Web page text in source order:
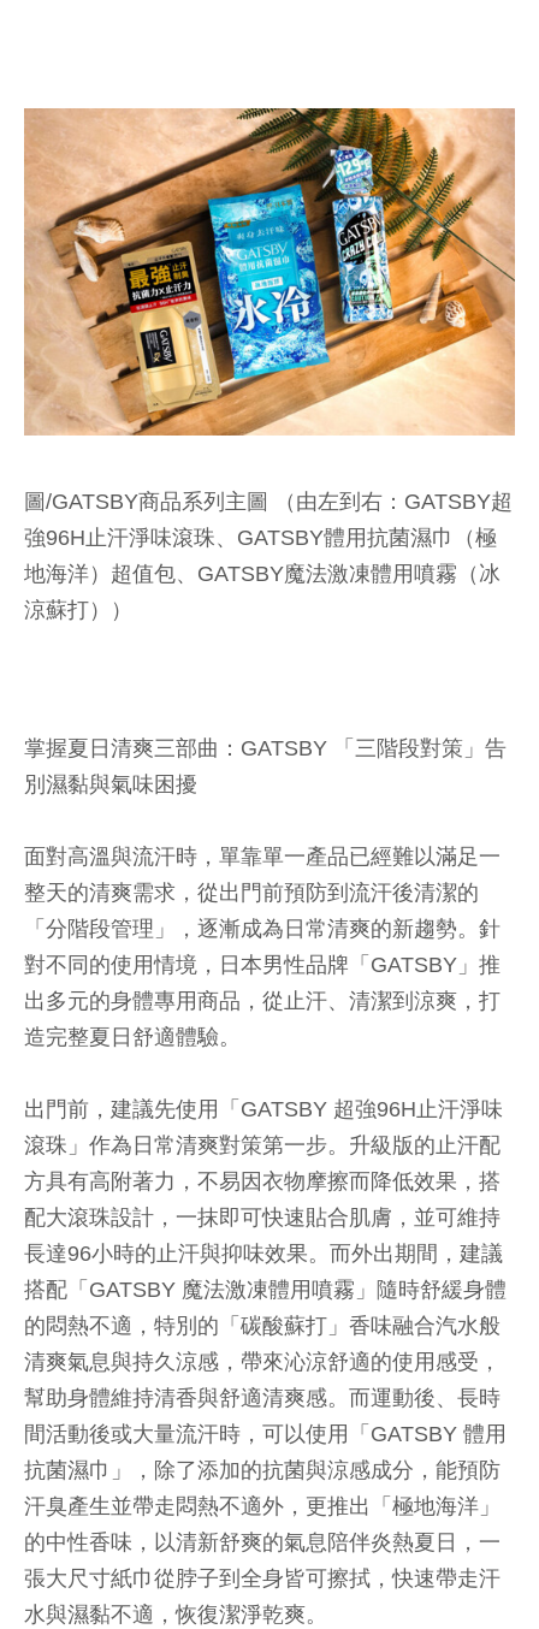
圖/GATSBY商品系列主圖 （由左到右：GATSBY超
強96H止汗淨味滾珠、GATSBY體用抗菌濕巾（極
地海洋）超值包、GATSBY魔法激凍體用噴霧（冰
涼蘇打））
掌握夏日清爽三部曲：GATSBY 「三階段對策」告
別濕黏與氣味困擾
面對高溫與流汗時，單靠單一產品已經難以滿足一
整天的清爽需求，從出門前預防到流汗後清潔的
「分階段管理」，逐漸成為日常清爽的新趨勢。針
對不同的使用情境，日本男性品牌「GATSBY」推
出多元的身體專用商品，從止汗、清潔到涼爽，打
造完整夏日舒適體驗。
出門前，建議先使用「GATSBY 超強96H止汗淨味
滾珠」作為日常清爽對策第一步。升級版的止汗配
方具有高附著力，不易因衣物摩擦而降低效果，搭
配大滾珠設計，一抹即可快速貼合肌膚，並可維持
長達96小時的止汗與抑味效果。而外出期間，建議
搭配「GATSBY 魔法激凍體用噴霧」隨時舒緩身體
的悶熱不適，特別的「碳酸蘇打」香味融合汽水般
清爽氣息與持久涼感，帶來沁涼舒適的使用感受，
幫助身體維持清香與舒適清爽感。而運動後、長時
間活動後或大量流汗時，可以使用「GATSBY 體用
抗菌濕巾」，除了添加的抗菌與涼感成分，能預防
汗臭產生並帶走悶熱不適外，更推出「極地海洋」
的中性香味，以清新舒爽的氣息陪伴炎熱夏日，一
張大尺寸紙巾從脖子到全身皆可擦拭，快速帶走汗
水與濕黏不適，恢復潔淨乾爽。